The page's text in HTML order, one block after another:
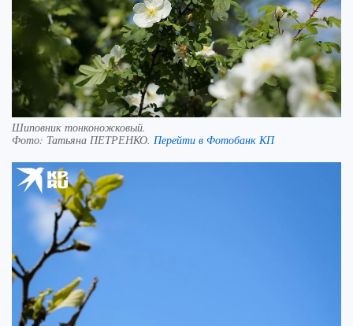
Шиповник тонконожковый.
Фото: Татьяна ПЕТРЕНКО. Перейти в Фотобанк КП